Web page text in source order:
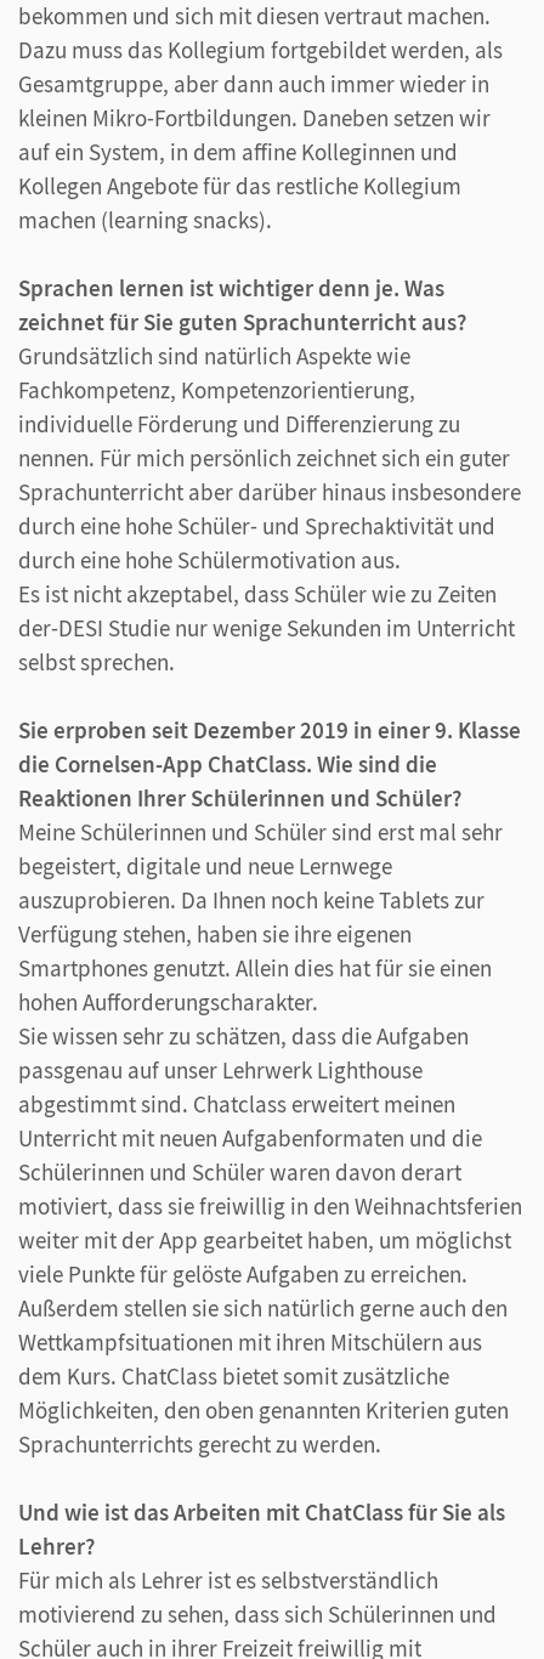
bekommen und sich mit diesen vertraut machen.
Dazu muss das Kollegium fortgebildet werden, als
Gesamtgruppe, aber dann auch immer wieder in
kleinen Mikro-Fortbildungen. Daneben setzen wir
auf ein System, in dem affine Kolleginnen und
Kollegen Angebote für das restliche Kollegium
machen (learning snacks).
Sprachen lernen ist wichtiger denn je. Was
zeichnet für Sie guten Sprachunterricht aus?
Grundsätzlich sind natürlich Aspekte wie
Fachkompetenz, Kompetenzorientierung,
individuelle Förderung und Differenzierung zu
nennen. Für mich persönlich zeichnet sich ein guter
Sprachunterricht aber darüber hinaus insbesondere
durch eine hohe Schüler- und Sprechaktivität und
durch eine hohe Schülermotivation aus.
Es ist nicht akzeptabel, dass Schüler wie zu Zeiten
der-DESI Studie nur wenige Sekunden im Unterricht
selbst sprechen.
Sie erproben seit Dezember 2019 in einer 9. Klasse
die Cornelsen-App ChatClass. Wie sind die
Reaktionen Ihrer Schülerinnen und Schüler?
Meine Schülerinnen und Schüler sind erst mal sehr
begeistert, digitale und neue Lernwege
auszuprobieren. Da Ihnen noch keine Tablets zur
Verfügung stehen, haben sie ihre eigenen
Smartphones genutzt. Allein dies hat für sie einen
hohen Aufforderungscharakter.
Sie wissen sehr zu schätzen, dass die Aufgaben
passgenau auf unser Lehrwerk Lighthouse
abgestimmt sind. Chatclass erweitert meinen
Unterricht mit neuen Aufgabenformaten und die
Schülerinnen und Schüler waren davon derart
motiviert, dass sie freiwillig in den Weihnachtsferien
weiter mit der App gearbeitet haben, um möglichst
viele Punkte für gelöste Aufgaben zu erreichen.
Außerdem stellen sie sich natürlich gerne auch den
Wettkampfsituationen mit ihren Mitschülern aus
dem Kurs. ChatClass bietet somit zusätzliche
Möglichkeiten, den oben genannten Kriterien guten
Sprachunterrichts gerecht zu werden.
Und wie ist das Arbeiten mit ChatClass für Sie als
Lehrer?
Für mich als Lehrer ist es selbstverständlich
motivierend zu sehen, dass sich Schülerinnen und
Schüler auch in ihrer Freizeit freiwillig mit